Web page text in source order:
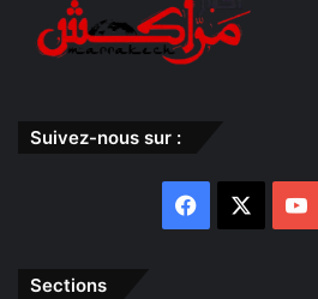
Suivez-nous sur :
Facebook
Sections